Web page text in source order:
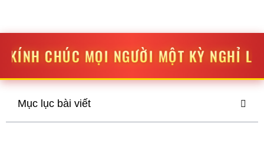
MỘT KỲ NGHỈ LỄ THẬT VUI VẺ VÀ
Mục lục bài viết